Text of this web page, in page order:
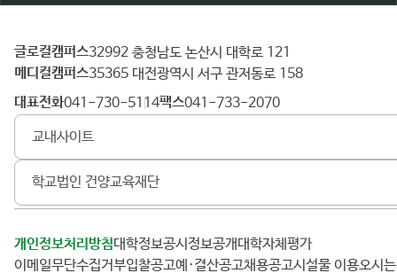
건
양
대
학
글로컬캠퍼스 32992 충청남도 논산시 대학로 121
메디컬캠퍼스 35365 대전광역시 서구 관저동로 158
대표전화 041-730-5114 팩스 041-733-2070
교내사이트
학교법인 건양교육재단
개인정보처리방침 대학정보공시 정보공개
대학자체평가
이메일무단수집거부
입찰공고 예·결산공고 채용공고 시설물 이용 오시